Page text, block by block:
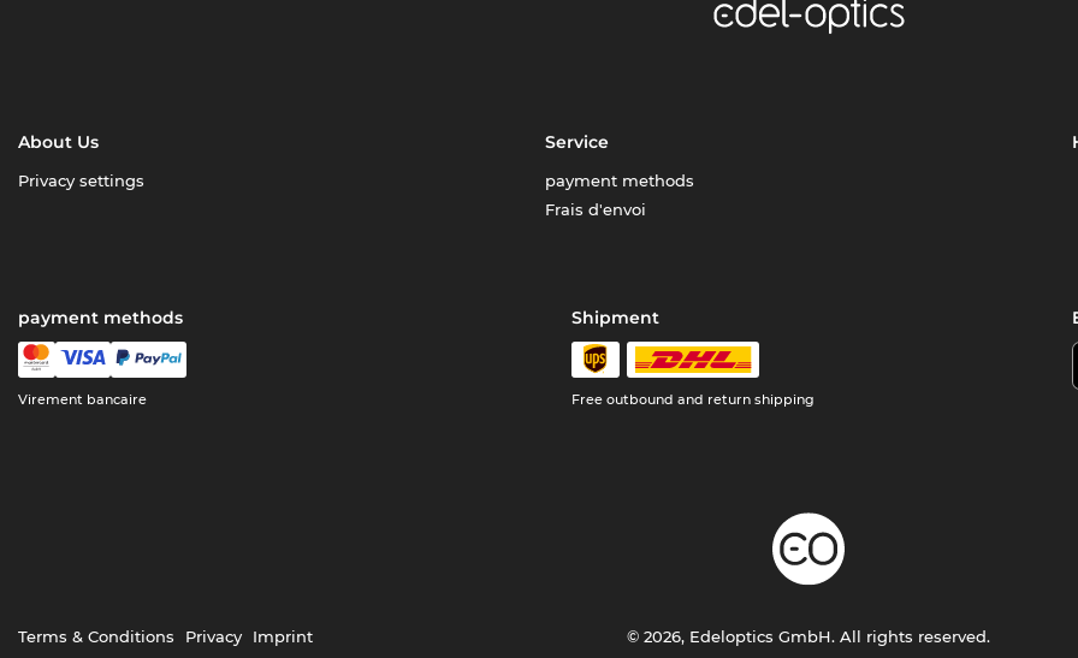
About Us
Privacy settings
Service
payment methods
Frais d'envoi
payment methods
Virement bancaire
Shipment
Free outbound and return shipping
Terms & Conditions Privacy Imprint © 2026, Edeloptics GmbH. All rights reserved.